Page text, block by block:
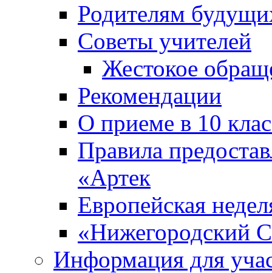
Родителям
Советы учителей
Жестокое
Рекомендации
О приеме в 10
Правила
«Артек
Европейская
«Нижегородский
Информация для